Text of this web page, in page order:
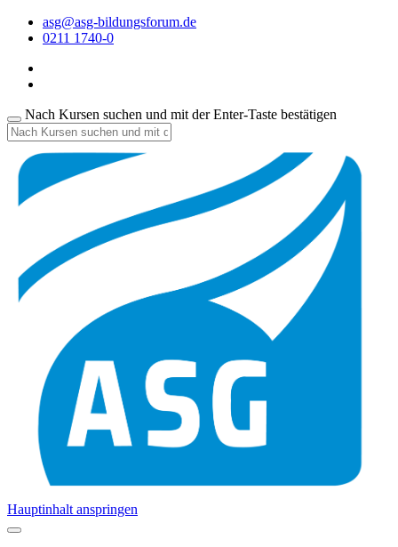
asg@asg-bildungsforum.de
0211 1740-0
Nach Kursen suchen und mit der Enter-Taste bestätigen
Hauptinhalt anspringen